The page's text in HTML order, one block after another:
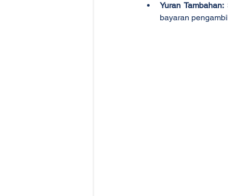
Yuran Tambahan:
bayaran